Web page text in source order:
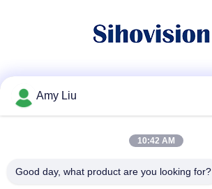
전화
Amy Liu
10:42 AM
Good day, what product are you looking for?